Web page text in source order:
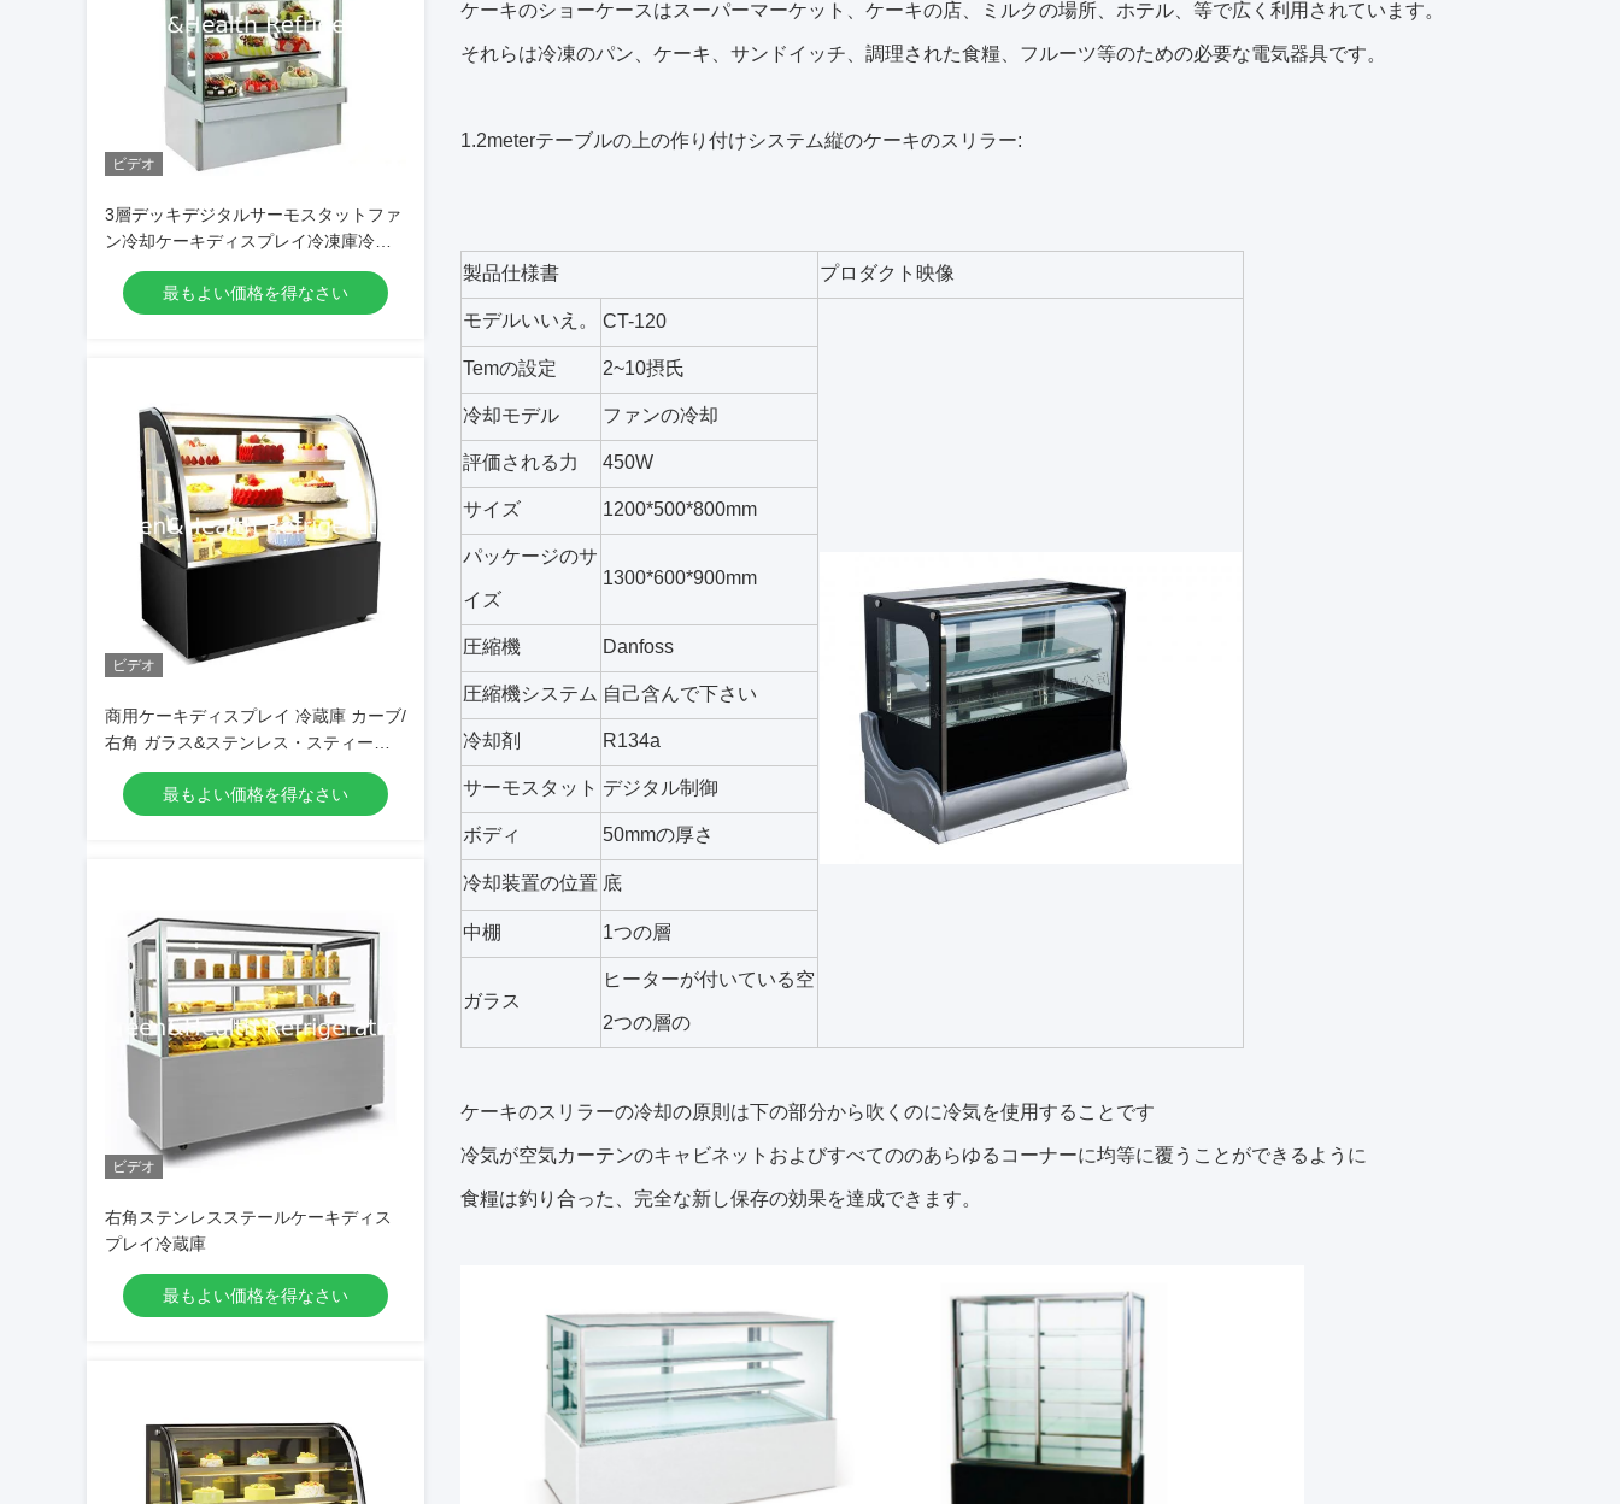
ビデオ
3層デッキデジタルサーモスタットファ
ン冷却ケーキディスプレイ冷凍庫冷蔵
ディスプレイキャビネット
最もよい価格を得なさい
ビデオ
商用ケーキディスプレイ 冷蔵庫 カーブ/
右角 ガラス&ステンレス・スティール
設計 多層棚
最もよい価格を得なさい
ビデオ
右角ステンレスステールケーキディス
プレイ冷蔵庫
最もよい価格を得なさい
ケーキのショーケースはスーパーマーケット、ケーキの店、ミルクの場所、ホテル、等で広く利用されています。
それらは冷凍のパン、ケーキ、サンドイッチ、調理された食糧、フルーツ等のための必要な電気器具です。
1.2meterテーブルの上の作り付けシステム縦のケーキのスリラー:
製品仕様書 プロダクト映像
モデルいいえ。 CT-120
Temの設定 2~10摂氏
冷却モデル ファンの冷却
評価される力 450W
サイズ 1200*500*800mm
パッケージのサ
イズ
1300*600*900mm
圧縮機 Danfoss
圧縮機システム 自己含んで下さい
冷却剤 R134a
サーモスタット デジタル制御
ボディ 50mmの厚さ
冷却装置の位置 底
中棚 1つの層
ガラス
ヒーターが付いている空
2つの層の
ケーキのスリラーの冷却の原則は下の部分から吹くのに冷気を使用することです
冷気が空気カーテンのキャビネットおよびすべてののあらゆるコーナーに均等に覆うことができるように
食糧は釣り合った、完全な新し保存の効果を達成できます。